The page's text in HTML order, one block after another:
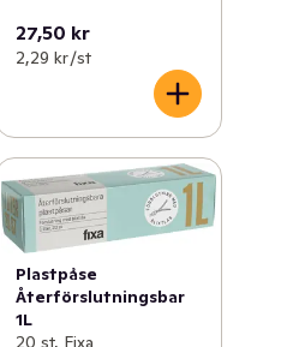
27,50 kr
2,29 kr /st
Plastpåse
Återförslutningsbar
1L
20 st, Fixa